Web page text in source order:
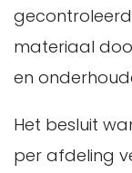
materiaal
en
Het besluit
per afdeling